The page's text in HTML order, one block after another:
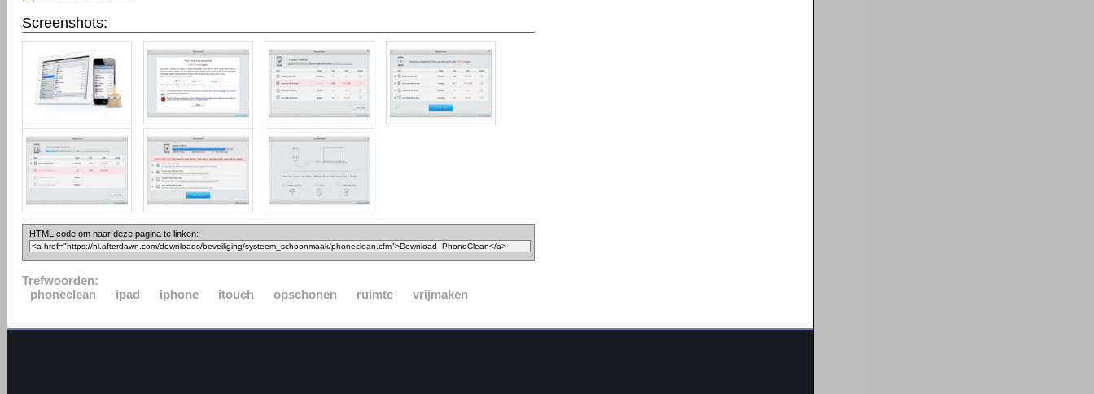
Screenshots:
HTML code om naar deze pagina te linken:
Trefwoorden:
phoneclean
ipad iphone itouch opschonen ruimte vrijmaken